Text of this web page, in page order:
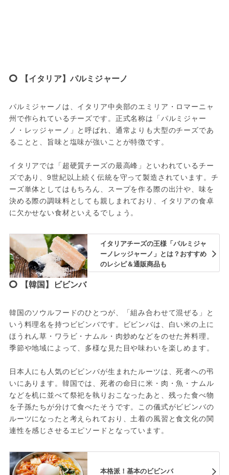
【イタリア】パルミジャーノ
パルミジャーノは、イタリア中央部のエミリア・ロマーニャ
州で作られているチーズです。正式名称は「パルミジャー
ノ・レッジャーノ」と呼ばれ、通常よりも大型のチーズであ
ることと、旨味と塩味が強いことが特徴です。
イタリアでは「超硬質チーズの最高峰」といわれているチー
ズであり、9世紀以上続く伝統を守って製造されています。チ
ーズ単体としてはもちろん、スープを作る際の出汁や、味を
決める際の調味料としても親しまれており、イタリアの食卓
に欠かせない食材といえるでしょう。
イタリアチーズの王様「パルミジャ
ーノレッジャーノ」とは？おすすめ
のレシピ＆通販商品も
【韓国】ビビンバ
韓国のソウルフードのひとつが、「組み合わせて混ぜる」と
いう料理名を持つビビンバです。ビビンバは、白い米の上に
ほうれん草・ワラビ・ナムル・肉炒めなどをのせた丼料理。
季節や地域によって、多様な見た目や味わいを楽しめます。
日本人にも人気のビビンバが生まれたルーツは、死者への弔
いにあります。韓国では、死者の命日に米・肉・魚・ナムル
などを机に並べて祭祀を執りおこなったあと、残った食べ物
を子孫たちが分けて食べたそうです。この儀式がビビンバの
ルーツになったと考えられており、土着の風習と食文化の関
連性を感じさせるエピソードとなっています。
本格派！基本のビビンバ